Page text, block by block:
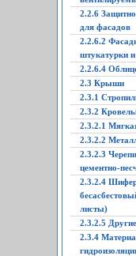
2.2.6
для фасадов
2.2.6.2
штукатурки
2.2.6.4
2.3 Крыши
2.3.1
2.3.2
2.3.2.1
2.3.2.2
2.3.2.3
цементно-
2.3.2.4
листы)
2.3.2.5 Другие
2.3.4